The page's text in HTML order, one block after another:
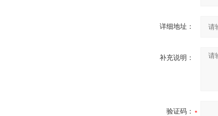
详细地址：
补充说明：
验证码：